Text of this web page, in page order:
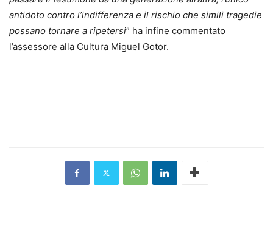
antidoto contro l’indifferenza e il rischio che simili tragedie
possano tornare a ripetersi” ha infine commentato
l’assessore alla Cultura Miguel Gotor.